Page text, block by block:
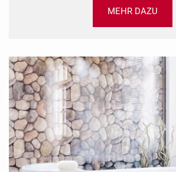
MEHR DAZU